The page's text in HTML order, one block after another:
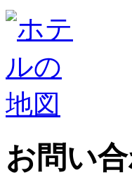
お問い